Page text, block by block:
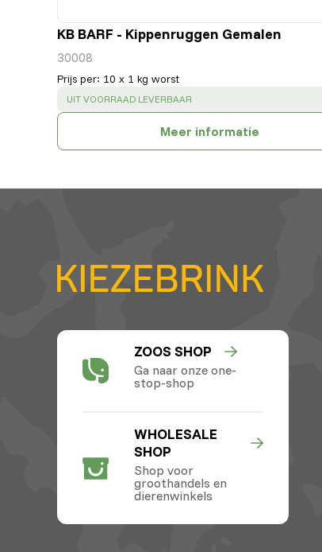
KB BARF - Kippenruggen Gemalen
30008
Prijs per: 10 x 1 kg worst
SUCCESS:
UIT VOORRAAD LEVERBAAR
Meer informatie
ZOOS SHOP
Ga naar onze one-
stop-shop
WHOLESALE
SHOP
Shop voor
groothandels en
dierenwinkels